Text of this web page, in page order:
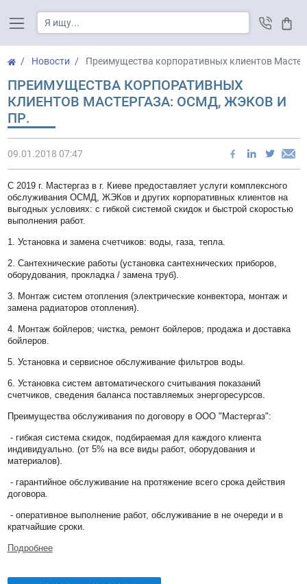
Новости Преимущества корпоративных клиентов
ПРЕИМУЩЕСТВА КОРПОРАТИВНЫХ
КЛИЕНТОВ МАСТЕРГАЗА: ОСМД, ЖЭКОВ И
ПР.
09.01.2018 07:47
С 2019 г. Мастергаз в г. Киеве предоставляет услуги комплексного
обслуживания ОСМД, ЖЭКов и других корпоративных клиентов на
выгодных условиях: с гибкой системой скидок и быстрой скоростью
выполнения работ.
1. Установка и замена счетчиков: воды, газа, тепла.
2. Сантехнические работы (установка сантехнических приборов,
оборудования, прокладка / замена труб).
3. Монтаж систем отопления (электрические конвектора, монтаж и
замена радиаторов отопления).
4. Монтаж бойлеров; чистка, ремонт бойлеров; продажа и доставка
бойлеров.
5. Установка и сервисное обслуживание фильтров воды.
6. Установка систем автоматического считывания показаний
счетчиков, сведения баланса поставляемых энергоресурсов.
Преимущества обслуживания по договору в ООО "Мастергаз":
- гибкая система скидок, подбираемая для каждого клиента
индивидуально. (от 5% на все виды работ, оборудования и
материалов).
- гарантийное обслуживание на протяжение всего срока действия
договора.
- оперативное выполнение работ, обслуживание в не очереди и в
кратчайшие сроки.
Подробнее